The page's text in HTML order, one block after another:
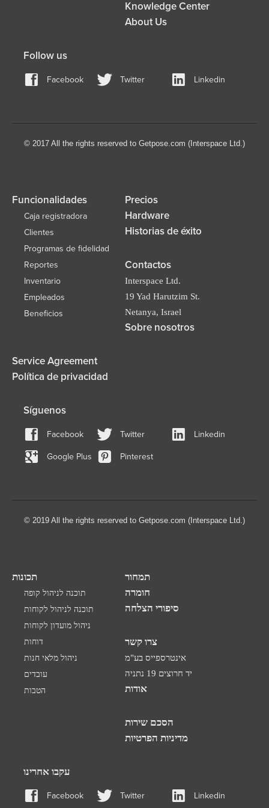
Knowledge Center
About Us
Follow us
Facebook Twitter Linkedin
© 2017 All the rights reserved to Getpose.com (Interspace Ltd.)
Funcionalidades
Caja registradora
Clientes
Programas de fidelidad
Reportes
Inventario
Empleados
Beneficios
Precios
Hardware
Historias de éxito
Contactos
Interspace Ltd.
19 Yad Harutzim St.
Netanya, Israel
Sobre nosotros
Service Agreement
Política de privacidad
Síguenos
Facebook Twitter Linkedin
Google Plus Pinterest
© 2019 All the rights reserved to Getpose.com (Interspace Ltd.)
תכונות
תוכנה לניהול קופה
תוכנה לניהול לקוחות
ניהול מועדון לקוחות
דוחות
ניהול מלאי חנות
עובדים
הטבות
תמחור
חומרה
סיפורי הצלחה
צרו קשר
אינטרספייס בע"מ
יד חרוצים 19 נתניה
אודות
הסכם שירות
מדיניות הפרטיות
עקבו אחרינו
Facebook Twitter Linkedin